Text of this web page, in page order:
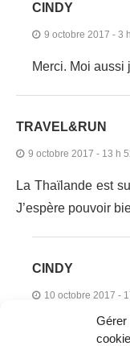
Gérer
CINDY
9 octobre 2017 - 3
Merci. Moi aussi
TRAVEL&RUN
9 octobre 2017 - 13 h
La Thaïlande est
J’espère pouvoir
CINDY
10 octobre 2017 -
Les to-do lists à